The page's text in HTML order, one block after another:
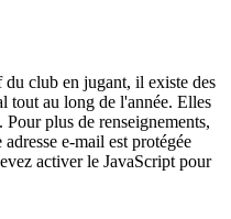
club en jugant, il existe des
tout au long de l'année. Elles
plus de renseignements,
adresse e-mail est protégée
activer le JavaScript pour